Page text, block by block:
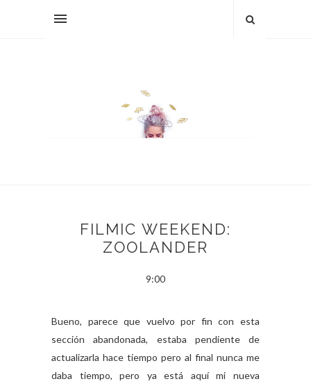
FILMIC WEEKEND:
ZOOLANDER
9:00
Bueno, parece que vuelvo por fin con esta
sección abandonada, estaba pendiente de
actualizarla hace tiempo pero al final nunca me
daba tiempo, pero ya está aquí mi nueva